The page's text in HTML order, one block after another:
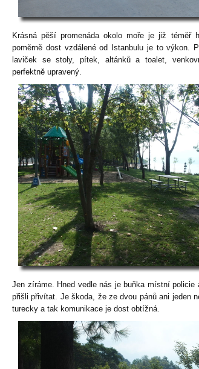
Krásná pěší promenáda okolo moře je již téměř
poměrně dost vzdálené od Istanbulu je to výkon.
laviček se stoly, pítek, altánků a toalet,
perfektně upravený.
Jen zíráme. Hned vedle nás je buňka místní
přišli přivítat. Je škoda, že ze dvou pánů ani jeden
turecky a tak komunikace je dost obtížná.